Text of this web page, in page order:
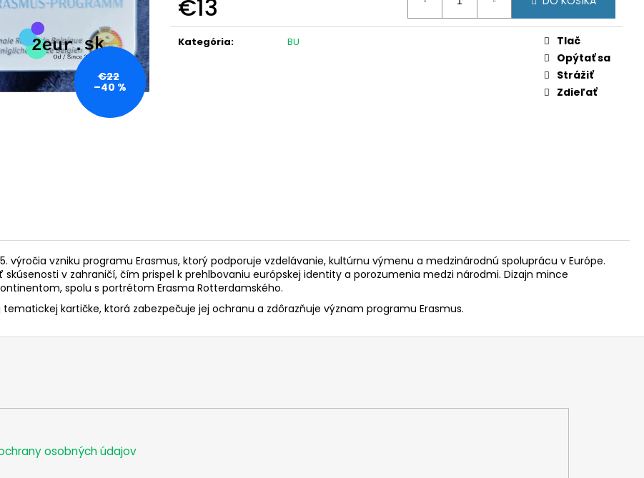
€13
Jednotková
cena:
Kategória: BU
Tlač
Opýtať sa
Strážiť
Zdieľať
€22
–40 %
výročia vzniku programu Erasmus, ktorý podporuje vzdelávanie, kultúrnu výmenu a medzinárodnú spoluprácu v Európe.
v zahraničí, čím prispel k prehlbovaniu európskej identity a porozumenia medzi národmi. Dizajn mince
spolu s portrétom Erasma Rotterdamského.
kartičke, ktorá zabezpečuje jej ochranu a zdôrazňuje význam programu Erasmus.
osobných údajov